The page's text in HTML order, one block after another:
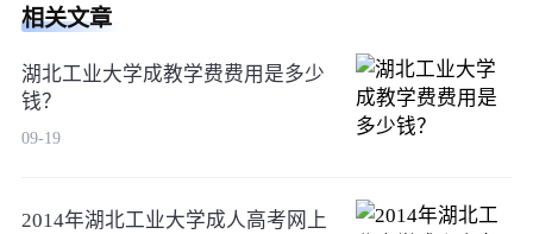
相关文章
湖北工业大学成教学费费用是多少
钱？
09-19
2014年湖北工业大学成人高考网上